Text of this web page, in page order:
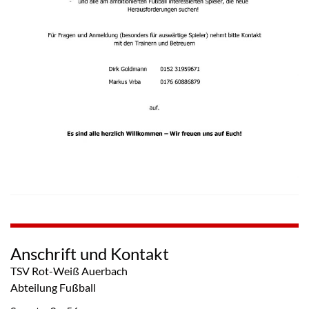
Anschrift und Kontakt
TSV Rot-Weiß Auerbach
Abteilung Fußball